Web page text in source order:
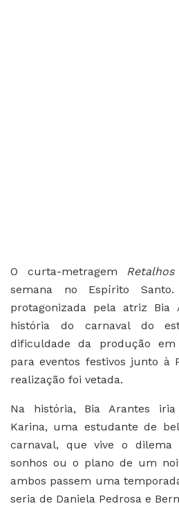
O curta-metragem Retalhos
semana no Espírito
protagonizada pela atriz Bia
história do carnaval do
dificuldade da produção
para eventos festivos junto à
realização foi vetada.
Na história, Bia Arantes
Karina, uma estudante de
carnaval, que vive o dilema
sonhos ou o plano de um
ambos passem uma
seria de Daniela Pedrosa e